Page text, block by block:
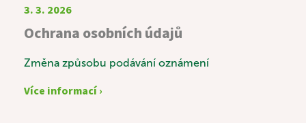
3. 3. 2026
Ochrana osobních údajů
Změna způsobu podávání oznámení
Více informací ›